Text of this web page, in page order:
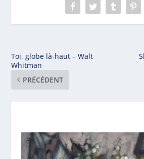
Toi, globe là-haut – Walt
Whitman
PRÉCÉDENT